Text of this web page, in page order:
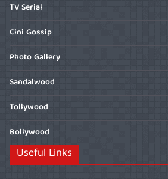
TV Serial
Cini Gossip
Photo Gallery
Sandalwood
Tollywood
Bollywood
Useful Links